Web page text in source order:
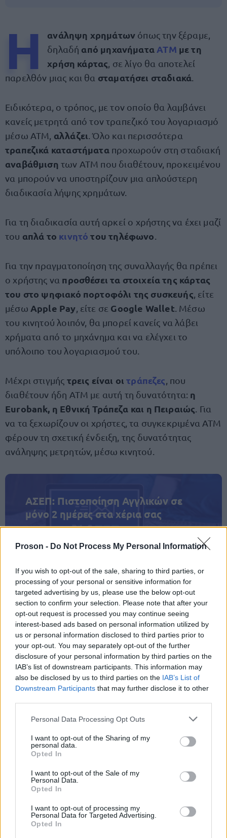
Proson - Do Not Process My Personal Information
If you wish to opt-out of the sale, sharing to third parties, or
processing of your personal or sensitive information for
targeted advertising by us, please use the below opt-out
section to confirm your selection. Please note that after your
opt-out request is processed you may continue seeing
interest-based ads based on personal information utilized by
us or personal information disclosed to third parties prior to
your opt-out. You may separately opt-out of the further
disclosure of your personal information by third parties on the
IAB’s list of downstream participants. This information may
also be disclosed by us to third parties on the IAB’s List of
Downstream Participants that may further disclose it to other
Please note that this website/app uses one or more Google
not limited to your visit or usage behaviour. You may click to
grant or deny consent to Google and its third-party tags to
use your data for below specified purposes in below Google
consent section.
Personal Data Processing Opt Outs
I want to opt-out of the Sharing of my
personal data.
Opted In
I want to opt-out of the Sale of my
Personal Data.
Opted In
I want to opt-out of processing my
Personal Data for Targeted Advertising.
Opted In
Η ανάληψη χρημάτων όπως την ξέραμε,
δηλαδή από μηχανήματα ΑΤΜ με τη
χρήση κάρτας , σε λίγο θα αποτελεί
παρελθόν μιας και θα σταματήσει σταδιακά
Ειδικότερα, ο τρόπος, με τον οποίο θα λαμβάνει
κανείς μετρητά από τον τραπεζικό του λογαριασμό
μέσω ΑΤΜ, αλλάζει . Όλο και περισσότερα
τραπεζικά καταστήματα προχωρούν στη σταδιακή
αναβάθμιση των ΑΤΜ που διαθέτουν, προκειμένου
να μπορούν να υποστηρίζουν μια απλούστερη
διαδικασία λήψης χρημάτων.
Για τη διαδικασία αυτή αρκεί ο χρήστης να έχει μαζί
του απλά το κινητότου τηλέφωνο
Για την πραγματοποίηση της συναλλαγής θα πρέπει
ο χρήστης να προσθέσει τα στοιχεία της κάρτας
του στο ψηφιακό πορτοφόλι της συσκευής , είτε
μέσω Apple Pay , είτε σε Google Wallet . Μέσω
του κινητού λοιπόν, θα μπορεί κανείς να λάβει
χρήματα από το μηχάνημα και να ελέγχει το
υπόλοιπο του λογαριασμού του.
Μέχρι στιγμής τρεις είναι οιτράπεζες , που
διαθέτουν ήδη ΑΤΜ με αυτή τη δυνατότητα: η
Eurobank, η Εθνική Τράπεζα και η Πειραιώς . Για
να τα ξεχωρίζουν οι χρήστες, τα συγκεκριμένα ΑΤΜ
φέρουν τη σχετική ένδειξη, της δυνατότητας
ανάληψης μετρητών, μέσω κινητού.
ΑΣΕΠ: Πιστοποίηση Αγγλικών σε
μόνο 2 ημέρες στα χέρια σας
ΑΣΕΠ: Εξ αποστάσεως η πιο Εύκολη
Πιστοποίηση Υπολογιστών σε 2
μέρες
Μάθε πρώτος όλες τις σημαντικές
ειδήσεις.
Δημοφιλείς Ειδήσεις
Ανοικτές 1.779 θέσεις εργασίας στο